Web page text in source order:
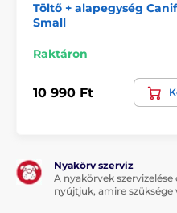
Töltő + alapegység
Small
Raktáron
10 990 Ft
Nyakörv szerviz
A nyakörvek
nyújtjuk, amire szüksége